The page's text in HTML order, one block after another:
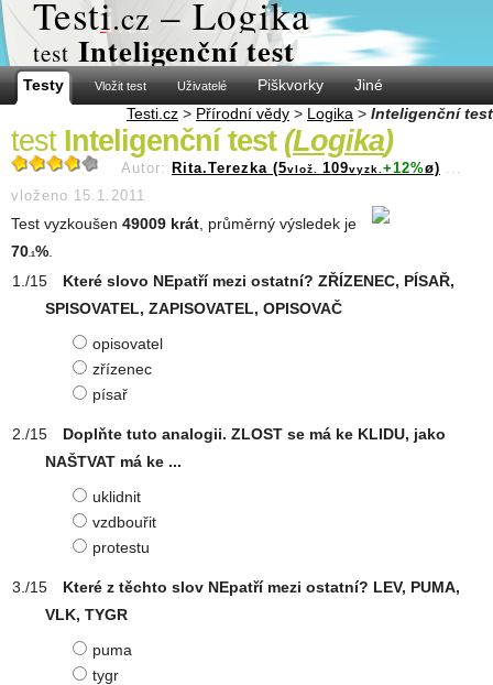
Testi.cz – Logika
test Inteligenční test
Testy Vložit test Uživatelé Piškvorky
Jiné
Testi.cz > Přírodní vědy > Logika > Inteligenční test
test Inteligenční test (Logika)
Autor: Rita.Terezka (5vlož. 109vyzk. +12%ø) ...
vloženo 15.1.2011
Test vyzkoušen 49009 krát , průměrný výsledek je
70 .1 %
Které slovo NEpatří mezi ostatní? ZŘÍZENEC, PÍSAŘ,
SPISOVATEL, ZAPISOVATEL, OPISOVAČ
opisovatel
zřízenec
písař
Doplňte tuto analogii. ZLOST se má ke KLIDU, jako
NAŠTVAT má ke ...
uklidnit
vzdbouřit
protestu
Které z těchto slov NEpatří mezi ostatní? LEV, PUMA,
VLK, TYGR
puma
tygr